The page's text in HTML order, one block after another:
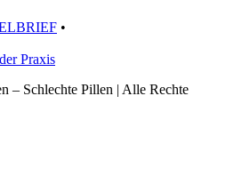
•
Praxis
– Schlechte Pillen | Alle Rechte